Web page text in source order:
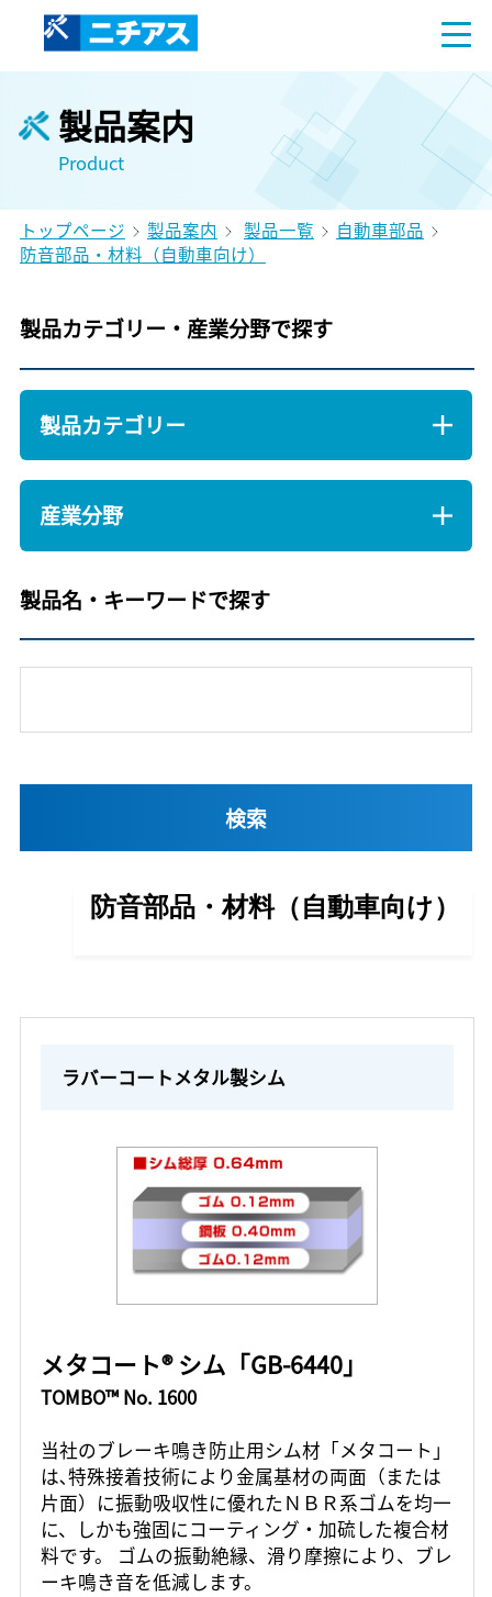
製品案内
Product
トップページ 製品案内 製品一覧
自動車部品
防音部品・材料（自動車向け）
製品カテゴリー・産業分野で探す
製品カテゴリー
産業分野
製品名・キーワードで探す
防音部品・材料（自動車向け）
ラバーコートメタル製シム
メタコート® シム「GB-6440」
TOMBO™ No. 1600
当社のブレーキ鳴き防止用シム材「メタコート」
は､特殊接着技術により金属基材の両面（または
片面）に振動吸収性に優れたＮＢＲ系ゴムを均一
に、しかも強固にコーティング・加硫した複合材
料です。 ゴムの振動絶縁、滑り摩擦により、ブレ
ーキ鳴き音を低減します。